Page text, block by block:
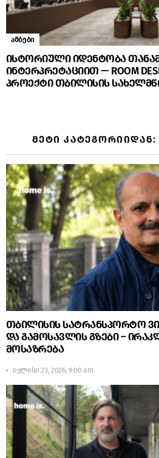
ამბები
ისტორიული იდენტობა
ინტერპრეტაციით — ROOM
პროექტი თბილისის
ᲛᲔᲢᲘ
თბილისის სატრანსპორტო
და გამოსავლის გზები –
მოსაზრება
ივლისი 23, 2026, 9:00 am